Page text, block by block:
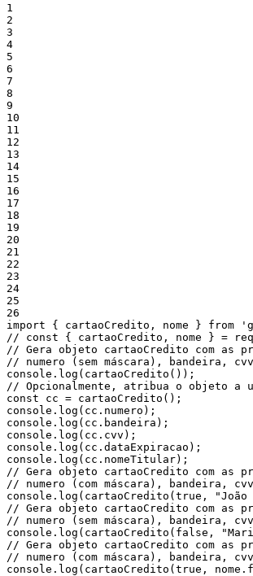
1
2
3
4
5
6
7
8
9
10
11
12
13
14
15
16
17
18
19
20
21
22
23
24
25
26
import
{ cartaoCredito , nome } from
// const { cartaoCredito, nome } =
// Gera objeto cartaoCredito com as
// numero (sem máscara), bandeira,
console . log ( cartaoCredito ( ) ) ;
// Opcionalmente, atribua o objeto a
const
cc = cartaoCredito ( ) ;
console . log ( cc . numero ) ;
console . log ( cc . bandeira ) ;
console . log ( cc . cvv ) ;
console . log ( cc . dataExpiracao ) ;
console . log ( cc . nomeTitular) ;
// Gera objeto cartaoCredito com as
// numero (com máscara), bandeira,
console . log ( cartaoCredito (true ,
// Gera objeto cartaoCredito com as
// numero (sem máscara), bandeira,
console . log ( cartaoCredito ( false ,
// Gera objeto cartaoCredito com as
// numero (com máscara), bandeira,
console . log ( cartaoCredito (true , nome .